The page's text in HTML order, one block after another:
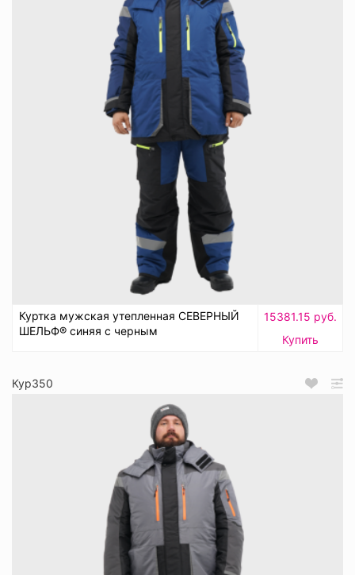
Куртка мужская утепленная СЕВЕРНЫЙ
ШЕЛЬФ® синяя с черным
15381.15 руб.
Купить
Кур350